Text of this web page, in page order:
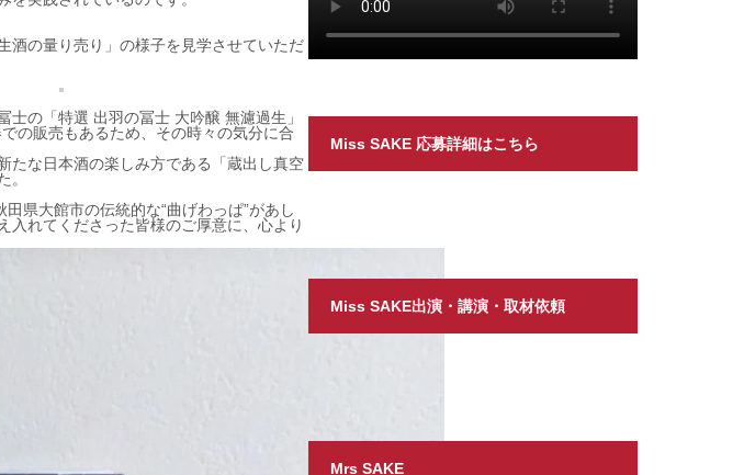
酒の量り売り」の様子を見学させていただ
の「特選 出羽の冨士 大吟醸 無濾過生」
の販売もあるため、その時々の気分に合
たな日本酒の楽しみ方である「蔵出し真空
。
県大館市の伝統的な“曲げわっぱ”があし
入れてくださった皆様のご厚意に、心より
Miss SAKE 応募詳細はこちら
Miss SAKE出演・講演・取材依頼
Mrs SAKE